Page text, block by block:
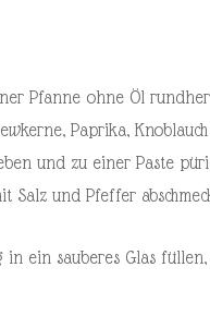
Pfanne ohne Öl
Paprika,
und zu einer Paste
Salz und Pfeffer
ein sauberes Glas